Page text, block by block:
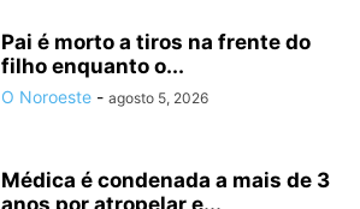
Pai é morto a tiros na frente do
filho enquanto o...
O Noroeste - agosto 5, 2026
Médica é condenada a mais de 3
anos por atropelar e...